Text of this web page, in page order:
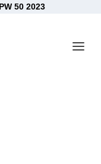
PW 50 2023